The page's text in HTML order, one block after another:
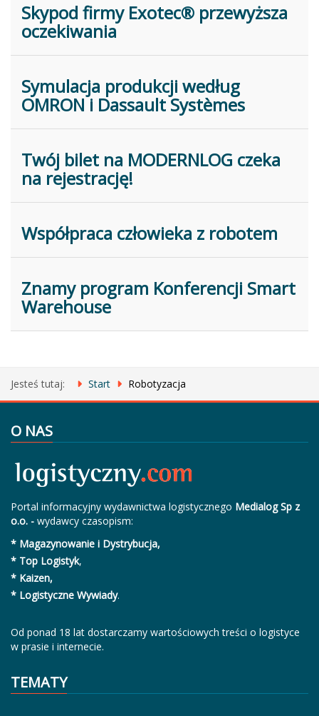
Skypod firmy Exotec® przewyższa
oczekiwania
Symulacja produkcji według
OMRON i Dassault Systèmes
Twój bilet na MODERNLOG czeka
na rejestrację!
Współpraca człowieka z robotem
Znamy program Konferencji Smart
Warehouse
Jesteś tutaj: Start Robotyzacja
O NAS
Portal informacyjny wydawnictwa logistycznego Medialog Sp z
o.o. - wydawcy czasopism:
* Magazynowanie i Dystrybucja,
* Top Logistyk,
* Kaizen,
* Logistyczne Wywiady.
Od ponad 18 lat dostarczamy wartościowych treści o logistyce
w prasie i internecie.
TEMATY